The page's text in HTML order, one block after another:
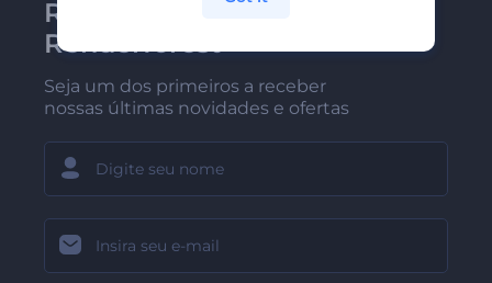
Receba a newsletter da
Renderforest
Seja um dos primeiros a receber
nossas últimas novidades e ofertas